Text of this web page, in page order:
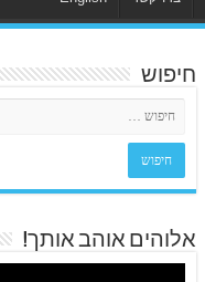
חיפוש
אלוהים אוהב אותך!